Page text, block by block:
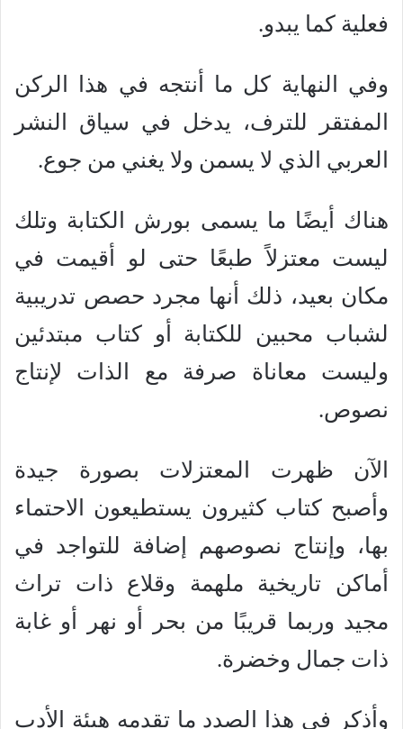
فعلية كما يبدو.
وفي النهاية كل ما أنتجه في هذا الركن
المفتقر للترف، يدخل في سياق النشر
العربي الذي لا يسمن ولا يغني من جوع.
هناك أيضًا ما يسمى بورش الكتابة وتلك
ليست معتزلاً طبعًا حتى لو أقيمت في
مكان بعيد، ذلك أنها مجرد حصص تدريبية
لشباب محبين للكتابة أو كتاب مبتدئين
وليست معاناة صرفة مع الذات لإنتاج
نصوص.
الآن ظهرت المعتزلات بصورة جيدة
وأصبح كتاب كثيرون يستطيعون الاحتماء
بها، وإنتاج نصوصهم إضافة للتواجد في
أماكن تاريخية ملهمة وقلاع ذات تراث
مجيد وربما قريبًا من بحر أو نهر أو غابة
ذات جمال وخضرة.
وأذكر في هذا الصدد ما تقدمه هيئة الأدب